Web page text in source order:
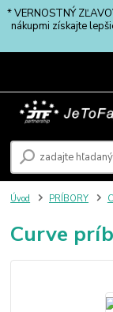
* VERNOSTNÝ
nákupmi získajte
Úvod PRÍBORY
Curve